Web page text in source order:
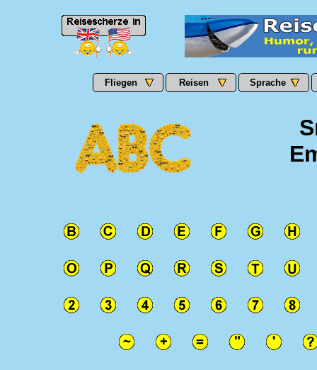
Fliegen Reisen Sprache